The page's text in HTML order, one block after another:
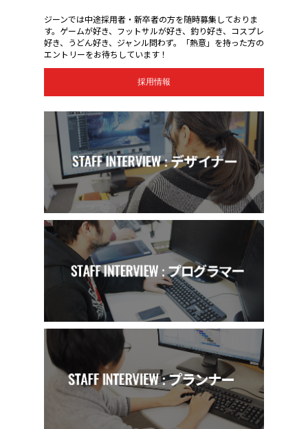
ジーンでは中途採用者・新卒者の方を随時募集しておりま
す。ゲームが好き、フットサルが好き、釣り好き、コスプレ
好き、うどん好き、ジャンル問わず。「熱意」を持った方の
エントリーをお待ちしています！
採用情報